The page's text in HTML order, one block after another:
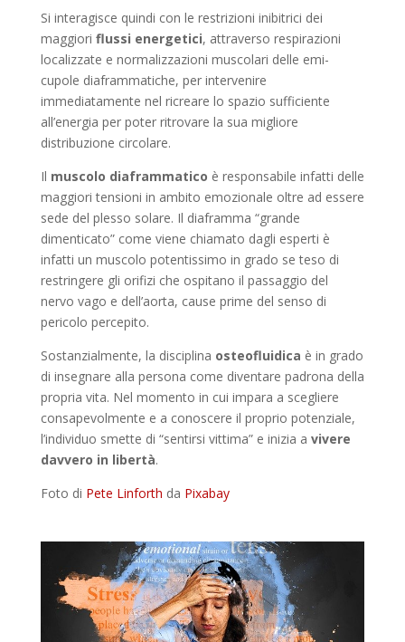
Si interagisce quindi con le restrizioni inibitrici dei
maggiori flussi energetici, attraverso respirazioni
localizzate e normalizzazioni muscolari delle emi-
cupole diaframmatiche, per intervenire
immediatamente nel ricreare lo spazio sufficiente
all’energia per poter ritrovare la sua migliore
distribuzione circolare.
Il muscolo diaframmatico è responsabile infatti delle
maggiori tensioni in ambito emozionale oltre ad essere
sede del plesso solare. Il diaframma “grande
dimenticato” come viene chiamato dagli esperti è
infatti un muscolo potentissimo in grado se teso di
restringere gli orifizi che ospitano il passaggio del
nervo vago e dell’aorta, cause prime del senso di
pericolo percepito.
Sostanzialmente, la disciplina osteofluidica è in grado
di insegnare alla persona come diventare padrona della
propria vita. Nel momento in cui impara a scegliere
consapevolmente e a conoscere il proprio potenziale,
l’individuo smette di “sentirsi vittima” e inizia a vivere
davvero in libertà.
Foto di Pete Linforth da Pixabay